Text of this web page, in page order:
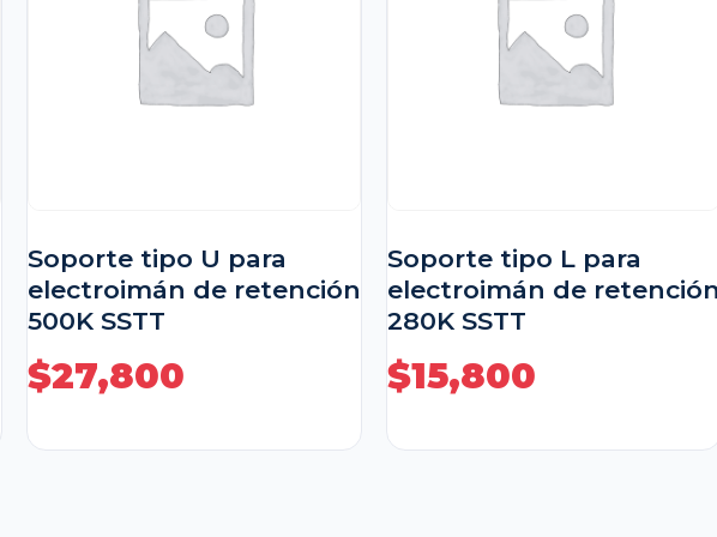
Soporte tipo U para
electroimán de retención
500K SSTT
$27,800
Soporte tipo L para
electroimán de
280K SSTT
$15,800